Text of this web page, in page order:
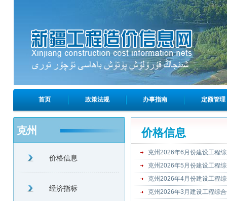
首页 政策法规 办事指南 定额管理
克州
价格信息
经济指标
价格信息
克州2026年6月份建设工程
克州2026年5月份建设工程
克州2026年4月份建设工程
克州2026年3月建设工程综